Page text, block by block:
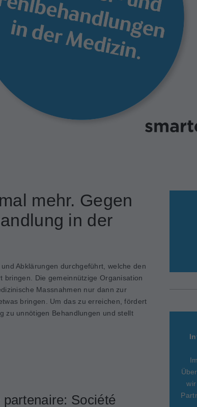
mehr. Gegen
in der
Abklärungen durchgeführt, welche den
bringen. Die gemeinnützige Organisation
Massnahmen nur dann zur
bringen. Um das zu erreichen, fördert
zu unnötigen Behandlungen und stellt
Société